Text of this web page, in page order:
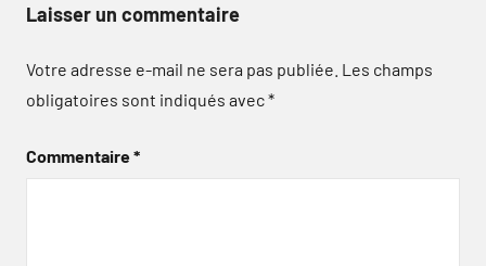
Laisser un commentaire
Votre adresse e-mail ne sera pas publiée. Les champs
obligatoires sont indiqués avec*
Commentaire*